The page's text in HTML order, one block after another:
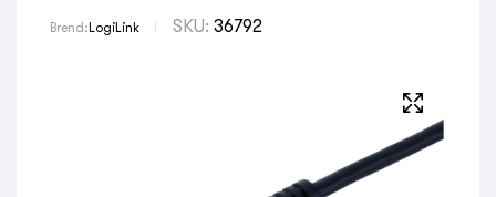
Brend: LogiLink SKU: 36792